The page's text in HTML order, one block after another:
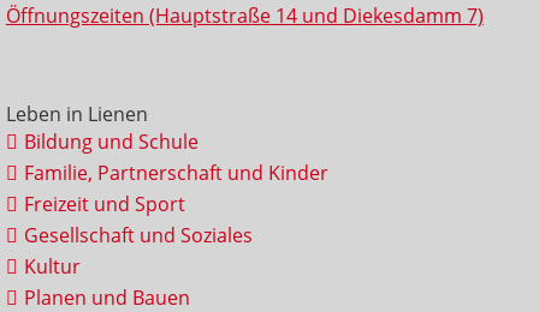
Öffnungszeiten (Hauptstraße 14 und Diekesdamm 7)
Leben in Lienen
Bildung und Schule
Familie, Partnerschaft und Kinder
Freizeit und Sport
Gesellschaft und Soziales
Kultur
Planen und Bauen